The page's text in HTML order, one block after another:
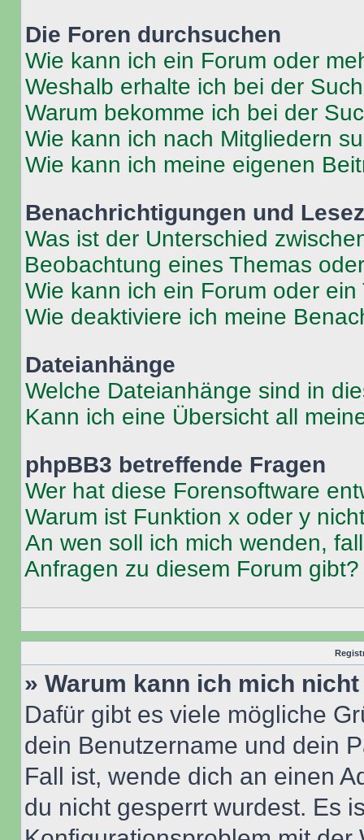
Die Foren durchsuchen
Wie kann ich ein Forum oder
Weshalb erhalte ich bei der
Warum bekomme ich bei der
Wie kann ich nach Mitgliedern
Wie kann ich meine eigenen
Benachrichtigungen und
Was ist der Unterschied
Beobachtung eines Themas
Wie kann ich ein Forum oder
Wie deaktiviere ich meine
Dateianhänge
Welche Dateianhänge sind in
Kann ich eine Übersicht all
phpBB3 betreffende Fragen
Wer hat diese Forensoftware
Warum ist Funktion x oder y
An wen soll ich mich wenden,
Anfragen zu diesem Forum gibt?
» Warum kann ich mich
Dafür gibt es viele mögliche
dein Benutzername und dein
Fall ist, wende dich an einen
du nicht gesperrt wurdest. Es